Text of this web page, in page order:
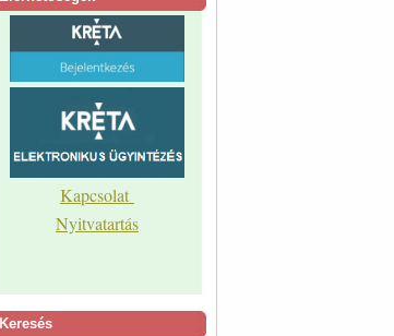
Kapcsolat
Nyitvatartás
Keresés